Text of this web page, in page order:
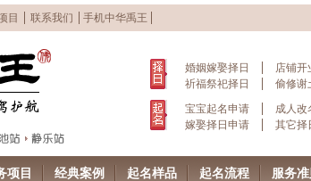
目 联系我们 手机中华禹王
婚姻嫁娶择日 店铺开
祈福祭祀择日
偷修谢
宝宝起名申请
成人改
嫁娶择日申请
其它择
项目 经典案例 起名样品 起名流程 服务准